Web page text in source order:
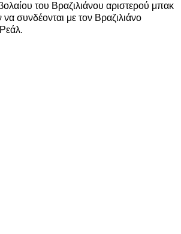
του Βραζιλιάνου αριστερού μπακ
συνδέονται με τον Βραζιλιάνο